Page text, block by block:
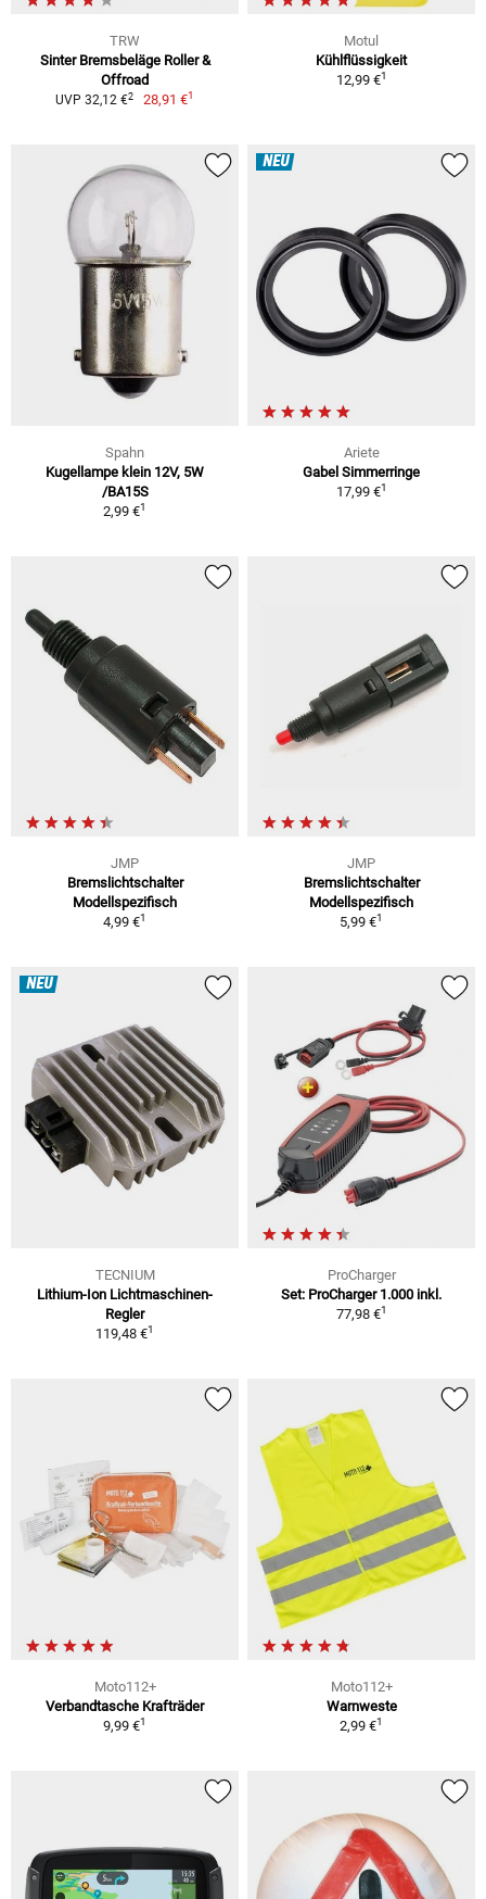
TRW
Sinter Bremsbeläge Roller &
Offroad
UVP 32,12 €2 28,91 €1
Motul
Kühlflüssigkeit
12,99 €1
Spahn
Kugellampe klein 12V, 5W
/BA15S
2,99 €1
NEU
Ariete
Gabel Simmerringe
17,99 €1
JMP
Bremslichtschalter
Modellspezifisch
4,99 €1
JMP
Bremslichtschalter
Modellspezifisch
5,99 €1
NEU
TECNIUM
Lithium-Ion Lichtmaschinen-
Regler
119,48 €1
ProCharger
Set: ProCharger 1.000 inkl.
77,98 €1
Moto112+
Verbandtasche Krafträder
9,99 €1
Moto112+
Warnweste
2,99 €1